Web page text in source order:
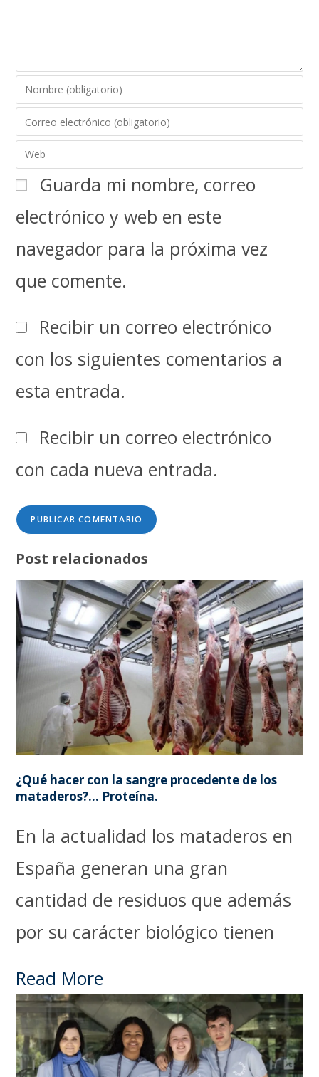
Guarda mi nombre, correo
electrónico y web en este
navegador para la próxima vez
que comente.
Recibir un correo electrónico
con los siguientes comentarios a
esta entrada.
Recibir un correo electrónico
con cada nueva entrada.
Post relacionados
¿Qué hacer con la sangre procedente de los
mataderos?… Proteína.
En la actualidad los mataderos en
España generan una gran
cantidad de residuos que además
por su carácter biológico tienen
Read More